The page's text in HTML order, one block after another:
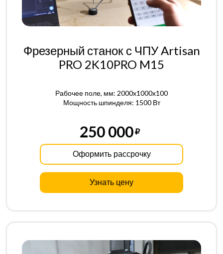
Фрезерный станок с ЧПУ Artisan
PRO 2K10PRO M15
Рабочее поле, мм: 2000x1000x100
Мощность шпинделя: 1500 Вт
250 000
Оформить рассрочку
Узнать цену